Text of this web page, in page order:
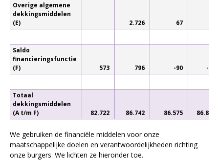
Overige algemene
dekkingsmiddelen
(E)
2.726 67
Saldo
financieringsfunctie
(F)
573 796 -90 -51
Totaal
dekkingsmiddelen
(A t/m F)
82.722 86.742 86.575 86.876
We gebruiken de financiële middelen voor onze
maatschappelijke doelen en verantwoordelijkheden richting
onze burgers. We lichten ze hieronder toe.